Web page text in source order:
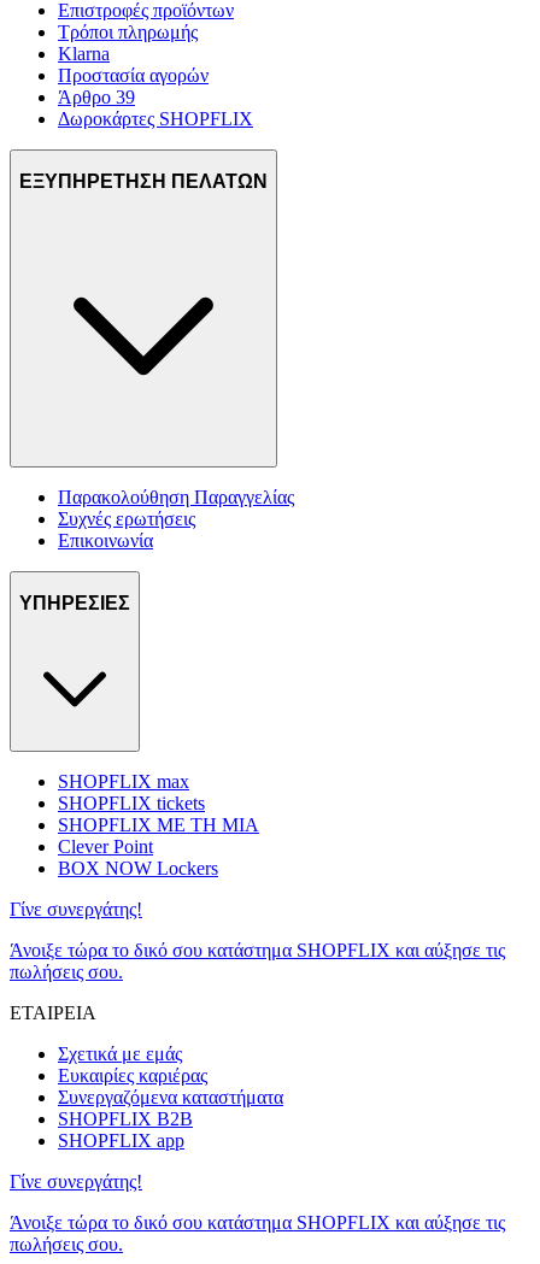
Επιστροφές προϊόντων
Τρόποι πληρωμής
Klarna
Προστασία αγορών
Άρθρο 39
Δωροκάρτες SHOPFLIX
ΕΞΥΠΗΡΕΤΗΣΗ ΠΕΛΑΤΩΝ
Παρακολούθηση Παραγγελίας
Συχνές ερωτήσεις
Επικοινωνία
ΥΠΗΡΕΣΙΕΣ
SHOPFLIX max
SHOPFLIX tickets
SHOPFLIX ΜΕ ΤΗ ΜΙΑ
Clever Point
BOX NOW Lockers
Γίνε συνεργάτης!
Άνοιξε τώρα το δικό σου κατάστημα SHOPFLIX και αύξησε τις
πωλήσεις σου.
ΕΤΑΙΡΕΙΑ
Σχετικά με εμάς
Ευκαιρίες καριέρας
Συνεργαζόμενα καταστήματα
SHOPFLIX B2B
SHOPFLIX app
Γίνε συνεργάτης!
Άνοιξε τώρα το δικό σου κατάστημα SHOPFLIX και αύξησε τις
πωλήσεις σου.